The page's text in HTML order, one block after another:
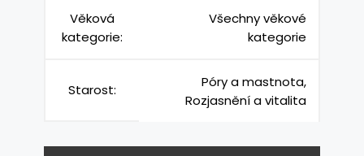
Věková
kategorie:
Všechny věkové
kategorie
Starost:
Póry a mastnota,
Rozjasnění a vitalita